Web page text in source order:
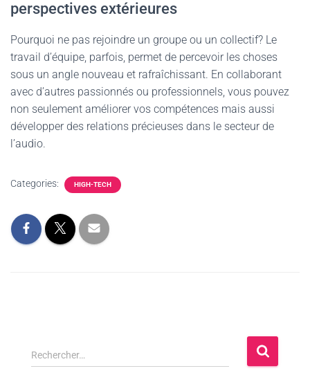
perspectives extérieures
Pourquoi ne pas rejoindre un groupe ou un collectif? Le
travail d’équipe, parfois, permet de percevoir les choses
sous un angle nouveau et rafraîchissant. En collaborant
avec d’autres passionnés ou professionnels, vous pouvez
non seulement améliorer vos compétences mais aussi
développer des relations précieuses dans le secteur de
l’audio.
Categories: HIGH-TECH
Rechercher…